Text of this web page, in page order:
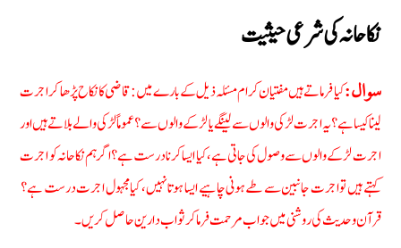
نکاحانہ کی شرعی حیثیت
سوال:کیا فرماتے ہیں مفتیان کرام مسئلہ ذیل کے بارے میں: قاضی کا نکاح پڑھا کر اجرت
لینا کیسا ہے؟ یہ اجرت لڑکی والوں سے لینگے یا لڑکے والوں سے؟ عموماً لڑکی والے بلاتے ہیں اور
اجرت لڑکے والوں سے وصول کی جاتی ہے، کیا ایسا کرنا درست ہے؟ اگر ہم نکاحانہ کو اجرت
کہتے ہیں تو اجرت جانبین سے طے ہونی چاہیے ایسا ہوتا نہیں، کیا مجہول اجرت درست ہے؟
قرآن وحدیث کی روشنی میں جواب مرحمت فرماکر ثواب دارین حاصل کریں۔